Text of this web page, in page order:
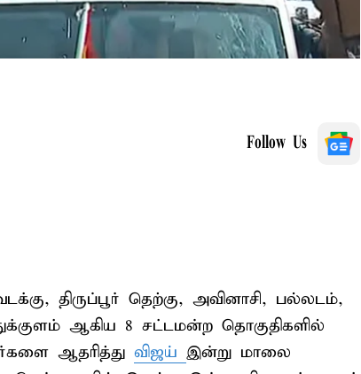
Follow Us
திருப்பூர் தெற்கு, அவினாசி, பல்லடம்,
ஆகிய 8 சட்டமன்ற தொகுதிகளில்
ஆதரித்து விஜய் இன்று மாலை